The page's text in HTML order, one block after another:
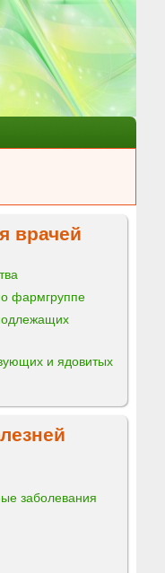
врачей
фармгруппе
и ядовитых
заболевания